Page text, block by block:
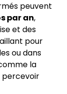
peuvent
par an,
et des
pour
ou dans
la
percevoir